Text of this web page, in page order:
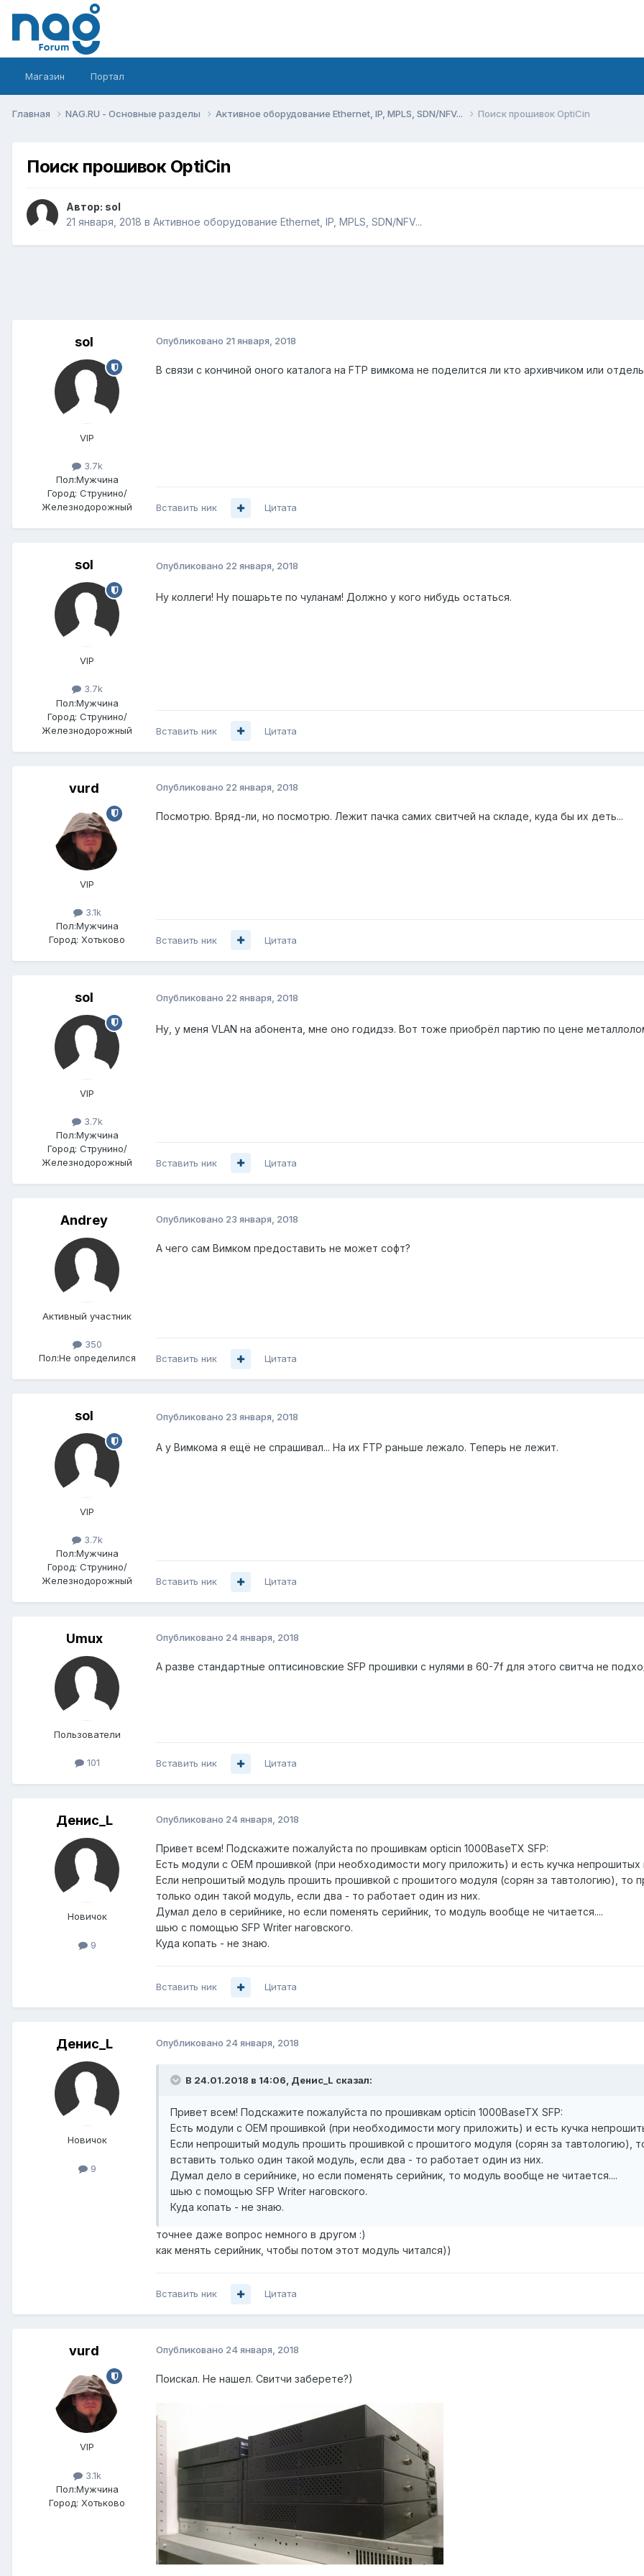
Магазин Портал
Главная NAG.RU - Основные разделы Активное оборудование Ethernet, IP, MPLS, SDN/NFV... Поиск прошивок OptiCin
Поиск прошивок OptiCin
Автор: sol
21 января, 2018 в Активное оборудование Ethernet, IP, MPLS, SDN/NFV...
sol
VIP
3.7k
Пол:Мужчина
Город: Струнино/
Железнодорожный
Опубликовано 21 января, 2018
В связи с кончиной оного каталога на FTP вимкома не поделится ли кто архивчиком или
Вставить ник Цитата
sol
VIP
3.7k
Пол:Мужчина
Город: Струнино/
Железнодорожный
Опубликовано 22 января, 2018
Ну коллеги! Ну пошарьте по чуланам! Должно у кого нибудь остаться.
Вставить ник Цитата
vurd
VIP
3.1k
Пол:Мужчина
Город: Хотьково
Опубликовано 22 января, 2018
Посмотрю. Вряд-ли, но посмотрю. Лежит пачка самих свитчей на складе, куда бы их деть...
Вставить ник Цитата
sol
VIP
3.7k
Пол:Мужчина
Город: Струнино/
Железнодорожный
Опубликовано 22 января, 2018
Ну, у меня VLAN на абонента, мне оно годидзэ. Вот тоже приобрёл партию по цене
Вставить ник Цитата
Аndrey
Активный участник
350
Пол:Не определился
Опубликовано 23 января, 2018
А чего сам Вимком предоставить не может софт?
Вставить ник Цитата
sol
VIP
3.7k
Пол:Мужчина
Город: Струнино/
Железнодорожный
Опубликовано 23 января, 2018
А у Вимкома я ещё не спрашивал... На их FTP раньше лежало. Теперь не лежит.
Вставить ник Цитата
Umux
Пользователи
101
Опубликовано 24 января, 2018
А разве стандартные оптисиновские SFP прошивки с нулями в 60-7f для этого свитча не
Вставить ник Цитата
Денис_L
Новичок
9
Опубликовано 24 января, 2018
Привет всем! Подскажите пожалуйста по прошивкам opticin 1000BaseTX SFP:
Есть модули с OEM прошивкой (при необходимости могу приложить) и есть кучка непрошитых
Если непрошитый модуль прошить прошивкой с прошитого модуля (сорян за тавтологию), то
только один такой модуль, если два - то работает один из них.
Думал дело в серийнике, но если поменять серийник, то модуль вообще не читается....
шью с помощью SFP Writer наговского.
Куда копать - не знаю.
Вставить ник Цитата
Денис_L
Новичок
9
Опубликовано 24 января, 2018
В 24.01.2018 в 14:06, Денис_L сказал:
Привет всем! Подскажите пожалуйста по прошивкам opticin 1000BaseTX SFP:
Есть модули с OEM прошивкой (при необходимости могу приложить) и есть кучка
Если непрошитый модуль прошить прошивкой с прошитого модуля (сорян за тавтологию),
вставить только один такой модуль, если два - то работает один из них.
Думал дело в серийнике, но если поменять серийник, то модуль вообще не читается....
шью с помощью SFP Writer наговского.
Куда копать - не знаю.
точнее даже вопрос немного в другом :)
как менять серийник, чтобы потом этот модуль читался))
Вставить ник Цитата
vurd
VIP
3.1k
Пол:Мужчина
Город: Хотьково
Опубликовано 24 января, 2018
Поискал. Не нашел. Свитчи заберете?)